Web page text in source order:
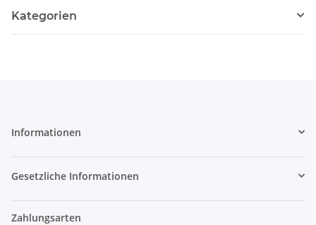
Kategorien
Informationen
Gesetzliche Informationen
Zahlungsarten